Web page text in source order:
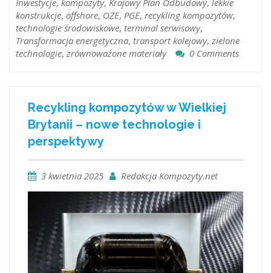
Inwestycje, kompozyty, Krajowy Plan Odbudowy, lekkie
konstrukcje, offshore, OZE, PGE, recykling kompozytów,
technologie środowiskowe, terminal serwisowy,
Transformacja energetyczna, transport kolejowy, zielone
technologie, zrównoważone materiały 0 Comments
Recykling kompozytów w Wielkiej
Brytanii – nowe technologie i
perspektywy
3 kwietnia 2025 Redakcja Kompozyty.net